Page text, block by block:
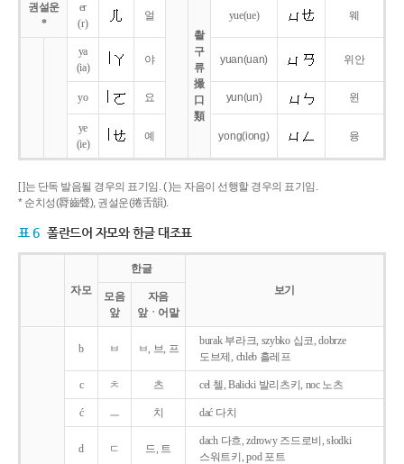
권설운
*
er
(r)
얼
촬
구
류
撮
口
類
yue(ue) 웨
ya
(ia)
야 yuan(uan) 위안
yo 요 yun(un) 윈
ye
(ie)
예 yong(iong) 융
[ ]는 단독 발음될 경우의 표기임. ( )는 자음이 선행할 경우의 표기임.
* 순치성(脣齒聲), 권설운(捲舌韻).
표 6 폴란드어 자모와 한글 대조표
자모
한글
보기
모음
앞
자음
앞ㆍ어말
b ㅂ ㅂ, 브, 프
burak 부라크, szybko 십코, dobrze
도브제, chleb 흘레프
c ㅊ 츠 cel 첼, Balicki 발리츠키, noc 노츠
ć ㅡ 치 dać 다치
d ㄷ 드, 트
dach 다흐, zdrowy 즈드로비, słodki
스워트키, pod 포트